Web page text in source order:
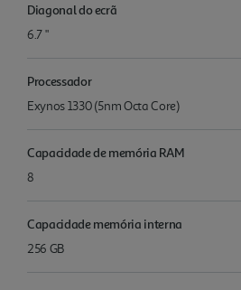
Diagonal do ecrã
6.7 "
Processador
Exynos 1330 (5nm Octa Core)
Capacidade de memória RAM
8
Capacidade memória interna
256 GB